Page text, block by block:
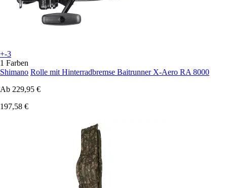
+-3
1 Farben
Shimano Rolle mit Hinterradbremse Baitrunner X-Aero RA 8000
Ab 229,95 €
197,58 €